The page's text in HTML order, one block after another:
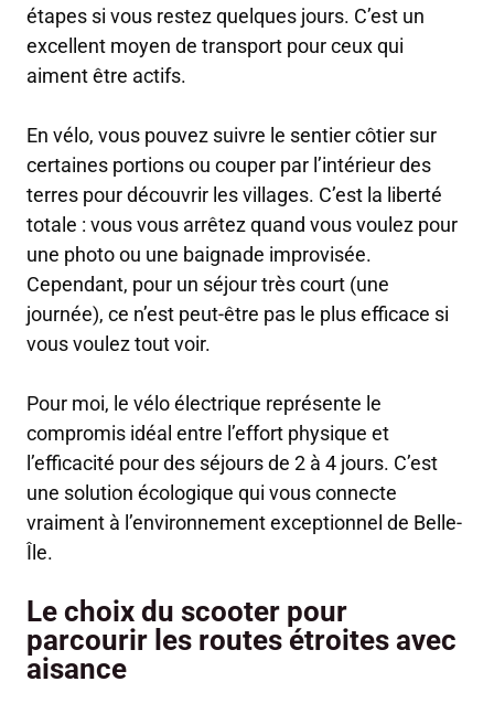
étapes si vous restez quelques jours. C’est un
excellent moyen de transport pour ceux qui
aiment être actifs.
En vélo, vous pouvez suivre le sentier côtier sur
certaines portions ou couper par l’intérieur des
terres pour découvrir les villages. C’est la liberté
totale : vous vous arrêtez quand vous voulez pour
une photo ou une baignade improvisée.
Cependant, pour un séjour très court (une
journée), ce n’est peut-être pas le plus efficace si
vous voulez tout voir.
Pour moi, le vélo électrique représente le
compromis idéal entre l’effort physique et
l’efficacité pour des séjours de 2 à 4 jours. C’est
une solution écologique qui vous connecte
vraiment à l’environnement exceptionnel de Belle-
Île.
Le choix du scooter pour
parcourir les routes étroites avec
aisance